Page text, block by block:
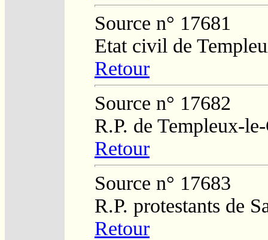
Source n° 17681
Etat civil de
Retour
Source n° 17682
R.P. de Templeux-
Retour
Source n° 17683
R.P. protestants de
Retour